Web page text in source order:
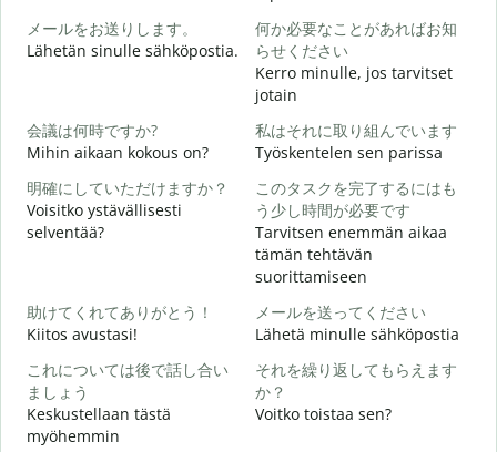
メールをお送りします。
Lähetän sinulle sähköpostia.
何か必要なことがあればお知
らせください
Kerro minulle, jos tarvitset
jotain
会議は何時ですか?
Mihin aikaan kokous on?
私はそれに取り組んでいます
Työskentelen sen parissa
明確にしていただけますか？
Voisitko ystävällisesti
selventää?
このタスクを完了するにはも
う少し時間が必要です
Tarvitsen enemmän aikaa
tämän tehtävän
suorittamiseen
助けてくれてありがとう！
Kiitos avustasi!
メールを送ってください
Lähetä minulle sähköpostia
これについては後で話し合い
ましょう
Keskustellaan tästä
myöhemmin
それを繰り返してもらえます
か？
Voitko toistaa sen?